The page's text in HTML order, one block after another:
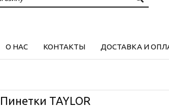
О НАС КОНТАКТЫ ДОСТАВКА И
Пинетки TAYLOR